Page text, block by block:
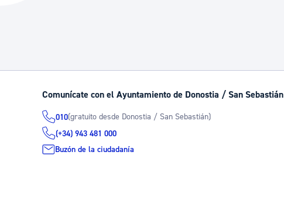
Comunícate con el Ayuntamiento de Donostia / San Sebastián
010(gratuito desde Donostia / San Sebastián)
(+34) 943 481 000
Buzón de la ciudadanía